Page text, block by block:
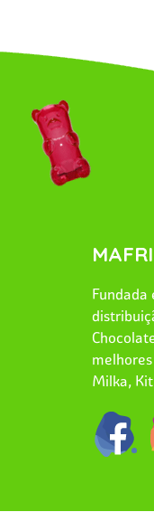
Fundada
Milka,